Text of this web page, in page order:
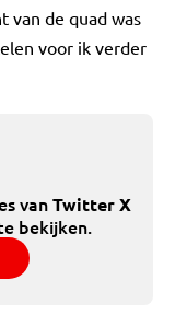
van de quad was
voor ik verder
vanTwitter X
bekijken.